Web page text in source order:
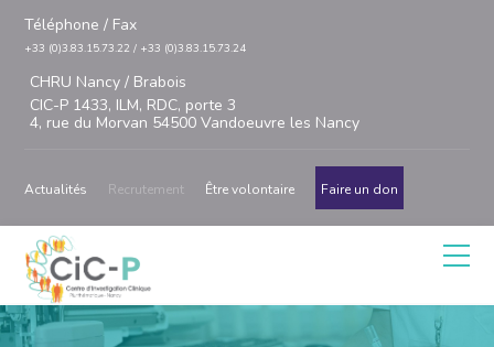
Téléphone / Fax
+33 (0)3.83.15.73.22 / +33 (0)3.83.15.73.24
CHRU Nancy / Brabois
CIC-P 1433, ILM, RDC, porte 3
4, rue du Morvan 54500 Vandoeuvre les Nancy
Actualités Recrutement Être volontaire Faire un don